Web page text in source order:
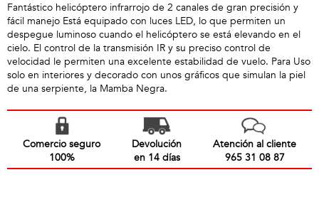
Fantástico helicóptero infrarrojo de 2 canales de gran precisión y
fácil manejo Está equipado con luces LED, lo que permiten un
despegue luminoso cuando el helicóptero se está elevando en el
cielo. El control de la transmisión IR y su preciso control de
velocidad le permiten una excelente estabilidad de vuelo. Para Uso
solo en interiores y decorado con unos gráficos que simulan la piel
de una serpiente, la Mamba Negra.
Comercio seguro
100%
Devolución
en 14 días
Atención al cliente
965 31 08 87